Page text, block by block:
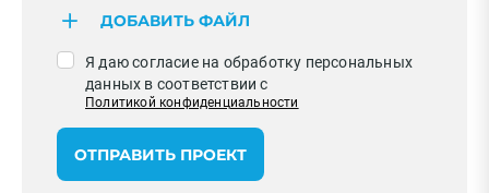
ДОБАВИТЬ ФАЙЛ
Я даю согласие на обработку персональных
данных в соответствии с
Политикой конфиденциальности
ОТПРАВИТЬ ПРОЕКТ